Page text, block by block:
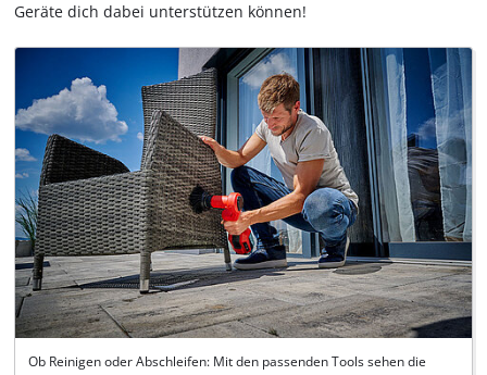
Geräte dich dabei unterstützen können!
Ob Reinigen oder Abschleifen: Mit den passenden Tools sehen die